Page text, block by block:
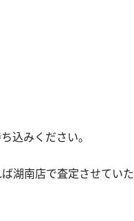
込みください。
湖南店で査定させていた